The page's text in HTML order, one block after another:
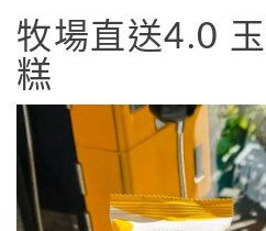
牧場直送4.0
糕